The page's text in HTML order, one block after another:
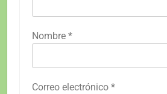
Nombre *
Correo electrónico *